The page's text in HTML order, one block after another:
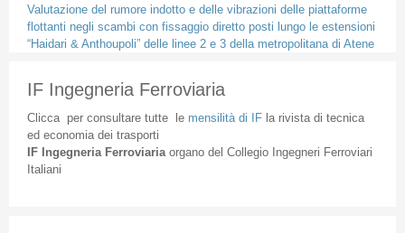
Valutazione del rumore indotto e delle vibrazioni delle piattaforme
flottanti negli scambi con fissaggio diretto posti lungo le estensioni
“Haidari & Anthoupoli” delle linee 2 e 3 della metropolitana di Atene
IF Ingegneria Ferroviaria
Cliccaper consultare tuttele mensilità di IFla rivista di tecnica
ed economia dei trasporti
IF Ingegneria Ferroviaria organodel Collegio Ingegneri Ferroviari
Italiani